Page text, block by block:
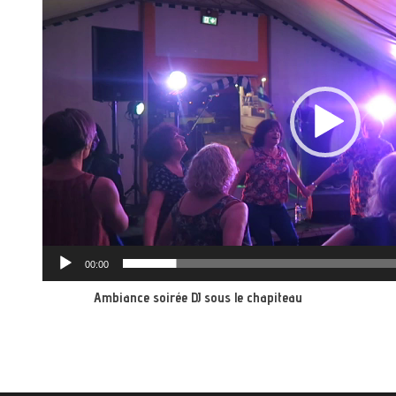
00:00
Ambiance soirée DJ sous le chapiteau